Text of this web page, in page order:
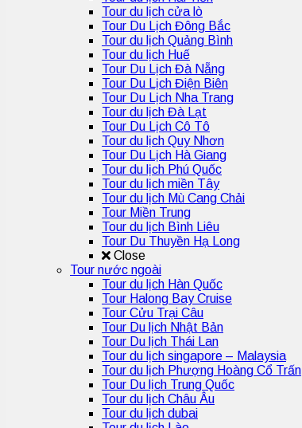
Tour du lịch cửa lò
Tour Du Lịch Đông Bắc
Tour du lịch Quảng Bình
Tour du lịch Huế
Tour Du Lịch Đà Nẵng
Tour Du Lịch Điện Biên
Tour Du Lịch Nha Trang
Tour du lịch Đà Lạt
Tour Du Lịch Cô Tô
Tour du lịch Quy Nhơn
Tour Du Lịch Hà Giang
Tour du lịch Phú Quốc
Tour du lịch miền Tây
Tour du lịch Mù Cang Chải
Tour Miền Trung
Tour du lịch Bình Liêu
Tour Du Thuyền Hạ Long
Close
Tour nước ngoài
Tour du lịch Hàn Quốc
Tour Halong Bay Cruise
Tour Cửu Trại Câu
Tour Du lịch Nhật Bản
Tour Du lịch Thái Lan
Tour du lịch singapore – Malaysia
Tour du lịch Phượng Hoàng Cổ Trấn
Tour Du lịch Trung Quốc
Tour du lịch Châu Âu
Tour du lịch dubai